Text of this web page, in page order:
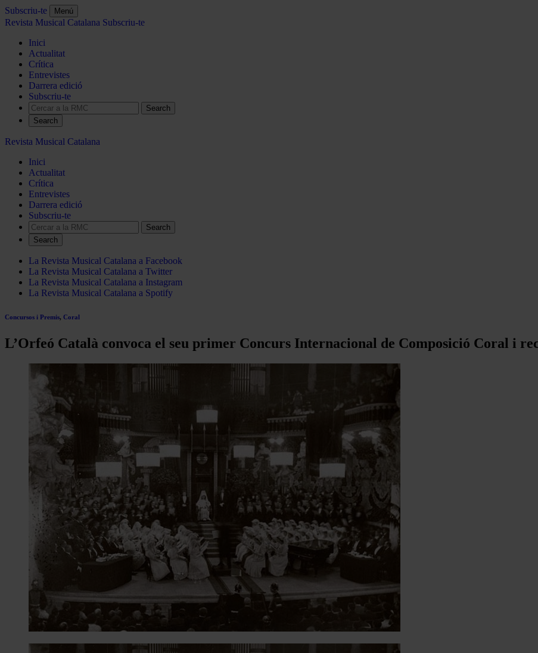
Subscriu-te Menú
Revista Musical Catalana Subscriu-te
Inici
Actualitat
Crítica
Entrevistes
Darrera edició
Subscriu-te
Search
Revista Musical Catalana
Inici
Actualitat
Crítica
Entrevistes
Darrera edició
Subscriu-te
Search
La Revista Musical Catalana a Facebook
La Revista Musical Catalana a Twitter
La Revista Musical Catalana a Instagram
La Revista Musical Catalana a Spotify
Concursos i Premis, Coral
L’Orfeó Català convoca el seu primer Concurs Internacional de Composició Coral i